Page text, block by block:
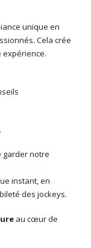
unique en
Cela crée
expérience.
garder notre
instant, en
des jockeys.
au cœur de